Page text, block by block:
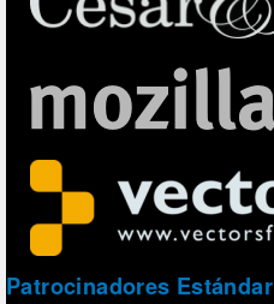
Patrocinadores Estándar